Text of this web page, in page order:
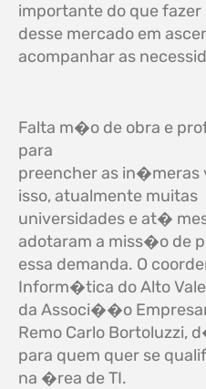
importante do que
desse mercado em
acompanhar as
Falta m�o de obra e
para
preencher as in�meras
isso, atualmente muitas
universidades e at�
adotaram a miss�o de
essa demanda. O
Inform�tica do Alto
da Associ��o
Remo Carlo Bortoluzzi,
para quem quer se
na �rea de TI.